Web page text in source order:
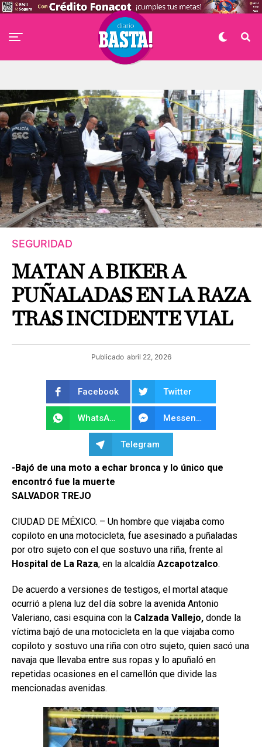
SEGURIDAD
MATAN A BIKER A
PUÑALADAS EN LA RAZA
TRAS INCIDENTE VIAL
Publicado abril 22, 2026
Facebook Twitter
WhatsApp Messenger
Telegram
-Bajó de una moto a echar bronca y lo único que
encontró fue la muerte
SALVADOR TREJO
CIUDAD DE MÉXICO. – Un hombre que viajaba como
copiloto en una motocicleta, fue asesinado a puñaladas
por otro sujeto con el que sostuvo una riña, frente al
Hospital de La Raza, en la alcaldía Azcapotzalco.
De acuerdo a versiones de testigos, el mortal ataque
ocurrió a plena luz del día sobre la avenida Antonio
Valeriano, casi esquina con la Calzada Vallejo, donde la
víctima bajó de una motocicleta en la que viajaba como
copiloto y sostuvo una riña con otro sujeto, quien sacó una
navaja que llevaba entre sus ropas y lo apuñaló en
repetidas ocasiones en el camellón que divide las
mencionadas avenidas.